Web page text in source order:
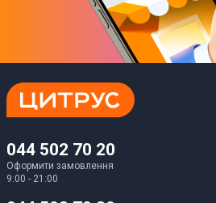
044 502 70 20
Оформити замовлення
9:00 - 21:00